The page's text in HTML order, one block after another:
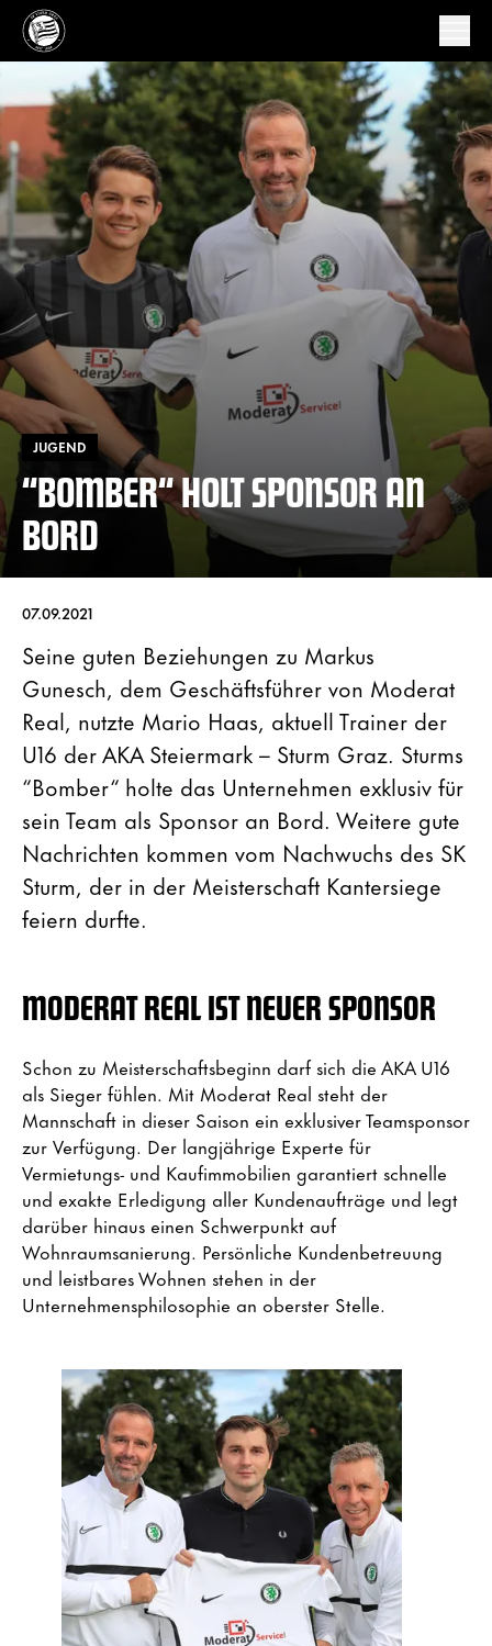
JUGEND
“BOMBER“ HOLT SPONSOR AN
BORD
07.09.2021
Seine guten Beziehungen zu Markus
Gunesch, dem Geschäftsführer von Moderat
Real, nutzte Mario Haas, aktuell Trainer der
U16 der AKA Steiermark – Sturm Graz. Sturms
“Bomber“ holte das Unternehmen exklusiv für
sein Team als Sponsor an Bord. Weitere gute
Nachrichten kommen vom Nachwuchs des SK
Sturm, der in der Meisterschaft Kantersiege
feiern durfte.
MODERAT REAL IST NEUER SPONSOR
Schon zu Meisterschaftsbeginn darf sich die AKA U16
als Sieger fühlen. Mit Moderat Real steht der
Mannschaft in dieser Saison ein exklusiver Teamsponsor
zur Verfügung. Der langjährige Experte für
Vermietungs- und Kaufimmobilien garantiert schnelle
und exakte Erledigung aller Kundenaufträge und legt
darüber hinaus einen Schwerpunkt auf
Wohnraumsanierung. Persönliche Kundenbetreuung
und leistbares Wohnen stehen in der
Unternehmensphilosophie an oberster Stelle.